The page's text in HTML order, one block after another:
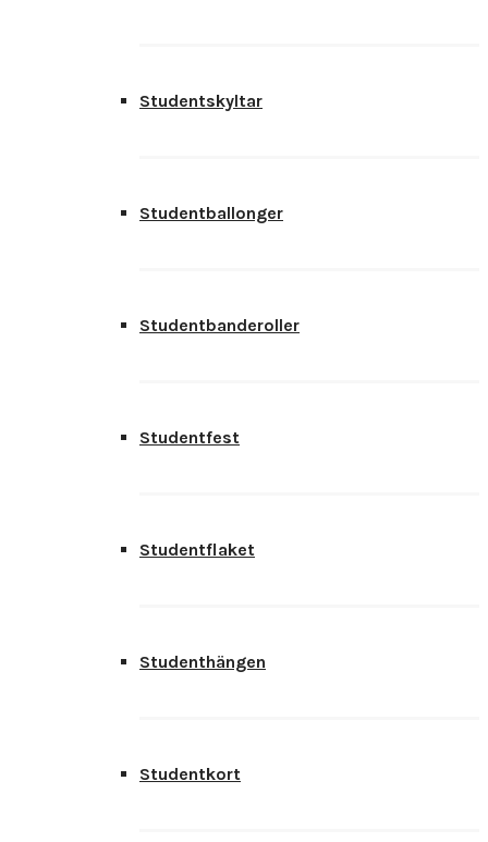
Studentskyltar
Studentballonger
Studentbanderoller
Studentfest
Studentflaket
Studenthängen
Studentkort